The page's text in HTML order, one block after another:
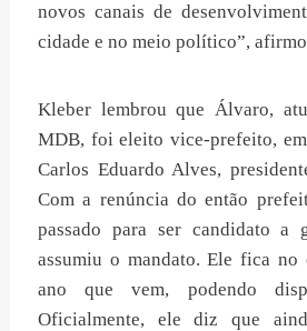
novos canais de
cidade e no meio político”,
Kleber lembrou que Álvaro,
MDB, foi eleito vice-prefeito,
Carlos Eduardo Alves,
Com a renúncia do então
passado para ser candidato a
assumiu o mandato. Ele fica
ano que vem, podendo
Oficialmente, ele diz que